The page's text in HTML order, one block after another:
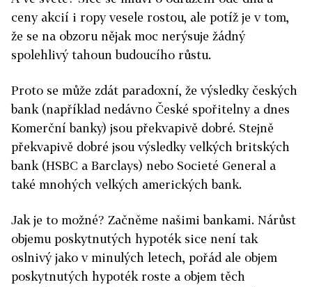
ceny akcií i ropy vesele rostou, ale potíž je v tom,
že se na obzoru nějak moc nerýsuje žádný
spolehlivý tahoun budoucího růstu.
Proto se může zdát paradoxní, že výsledky českých
bank (například nedávno České spořitelny a dnes
Komerční banky) jsou překvapivě dobré. Stejně
překvapivě dobré jsou výsledky velkých britských
bank (HSBC a Barclays) nebo Societé General a
také mnohých velkých amerických bank.
Jak je to možné? Začněme našimi bankami. Nárůst
objemu poskytnutých hypoték sice není tak
oslnivý jako v minulých letech, pořád ale objem
poskytnutých hypoték roste a objem těch